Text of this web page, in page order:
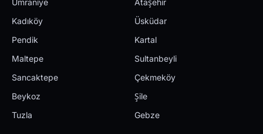
Ümraniye
Ataşehir
Kadıköy
Üsküdar
Pendik
Kartal
Maltepe
Sultanbeyli
Sancaktepe
Çekmeköy
Beykoz
Şile
Tuzla
Gebze